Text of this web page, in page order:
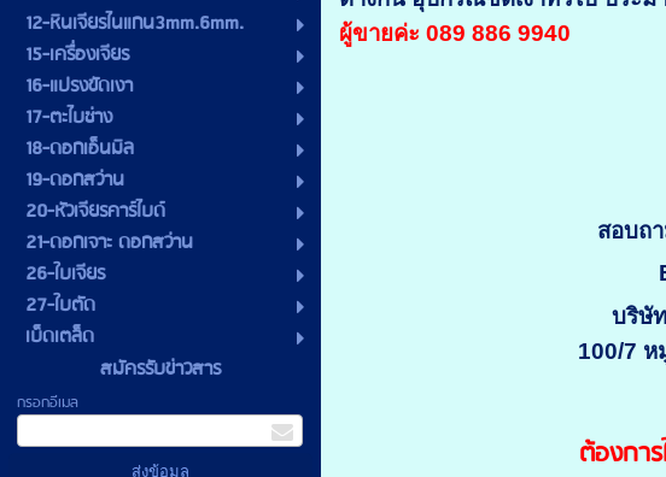
12-หินเจียรไนแกน3mm.6mm.
15-เครื่องเจียร
16-แปรงขัดเงา
17-ตะไบช่าง
18-ดอกเอ็นมิล
19-ดอกสว่าน
20-หัวเจียรคาร์ไบด์
21-ดอกเจาะ ดอกสว่าน
26-ใบเจียร
27-ใบตัด
เบ็ดเตล็ด
สมัครรับข่าวสาร
กรอกอีเมล
ผู้ขายค่ะ 089 886 9940
สอบถ
บริษั
100/7 ห
ต้องกา